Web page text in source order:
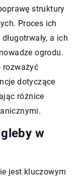
struktury
Proces ich
a ich
ogrodu.
rozważyć
dotyczące
różnice
w
jest kluczowym